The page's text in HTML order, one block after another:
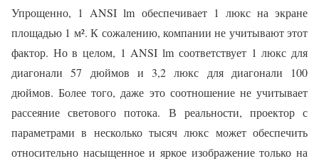
Упрощенно, 1 ANSI lm обеспечивает 1 люкс на экране
площадью 1 м². К сожалению, компании не учитывают этот
фактор. Но в целом, 1 ANSI lm соответствует 1 люкс для
диагонали 57 дюймов и 3,2 люкс для диагонали 100
дюймов. Более того, даже это соотношение не учитывает
рассеяние светового потока. В реальности, проектор с
параметрами в несколько тысяч люкс может обеспечить
относительно насыщенное и яркое изображение только на